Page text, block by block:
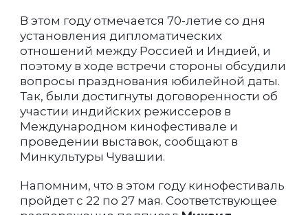
В этом году отмечается 70-летие со дня
установления дипломатических
отношений между Россией и Индией, и
поэтому в ходе встречи стороны обсудили
вопросы празднования юбилейной даты.
Так, были достигнуты договоренности об
участии индийских режиссеров в
Международном кинофестивале и
проведении выставок, сообщают в
Минкультуры Чувашии.
Напомним, что в этом году кинофестиваль
пройдет с 22 по 27 мая. Соответствующее